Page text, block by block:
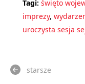
Tagi: święto
imprezy,
uroczysta sesja
starsze